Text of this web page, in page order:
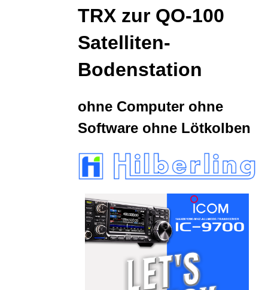
TRX zur QO-100
Satelliten-
Bodenstation
ohne Computer ohne
Software ohne Lötkolben